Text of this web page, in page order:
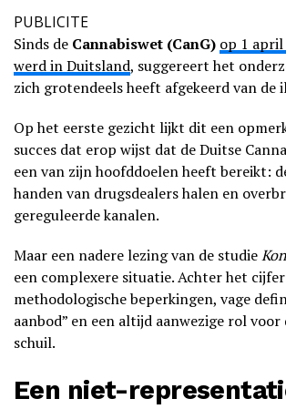
PUBLICITE
Sinds de Cannabiswet (CanG) op 1
werd in Duitsland, suggereert het
zich grotendeels heeft afgekeerd van de
Op het eerste gezicht lijkt dit een
succes dat erop wijst dat de Duitse
een van zijn hoofddoelen heeft bereikt:
handen van drugsdealers halen en
gereguleerde kanalen.
Maar een nadere lezing van de studie
een complexere situatie. Achter het
methodologische beperkingen, vage
aanbod” en een altijd aanwezige rol
schuil.
Een niet-